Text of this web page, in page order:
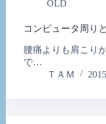
OLD
コンピュータ周り
腰痛よりも肩こり
で…
ＴＡＭ